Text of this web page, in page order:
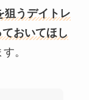
狙うデイトレ
おいてほし
。